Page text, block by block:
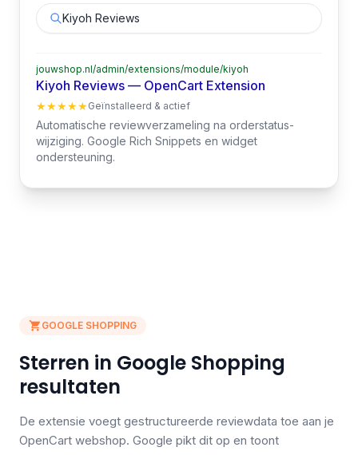
Kiyoh Reviews
jouwshop.nl/admin/extensions/module/kiyoh
Kiyoh Reviews — OpenCart Extension
★★★★★Geïnstalleerd & actief
Automatische reviewverzameling na orderstatus-
wijziging. Google Rich Snippets en widget
ondersteuning.
GOOGLE SHOPPING
Sterren in Google Shopping
resultaten
De extensie voegt gestructureerde reviewdata toe aan je
OpenCart webshop. Google pikt dit op en toont